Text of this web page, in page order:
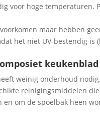
voor hoge
maar hebben
het niet UV-bestendig is
keukenblad
weinig onderhoud
reinigingsmiddelen
om de spoelbak heen